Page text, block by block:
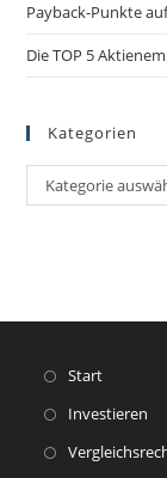
Payback-Punkte
Die TOP 5
Kategorien
Kategorie
Start
Investieren